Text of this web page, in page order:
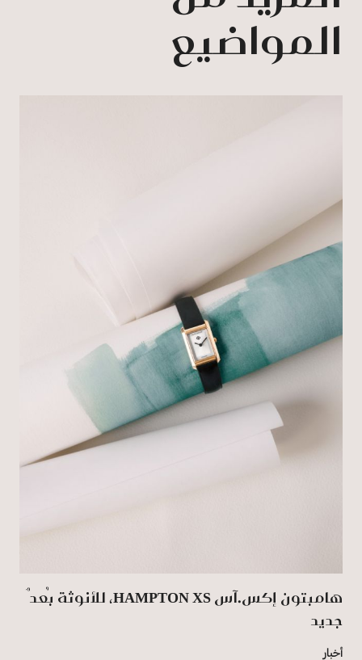
المواضيع
هامبتون إكس.آس HAMPTON XS، للأنوثة بُعدٌ
جديد
أخبار